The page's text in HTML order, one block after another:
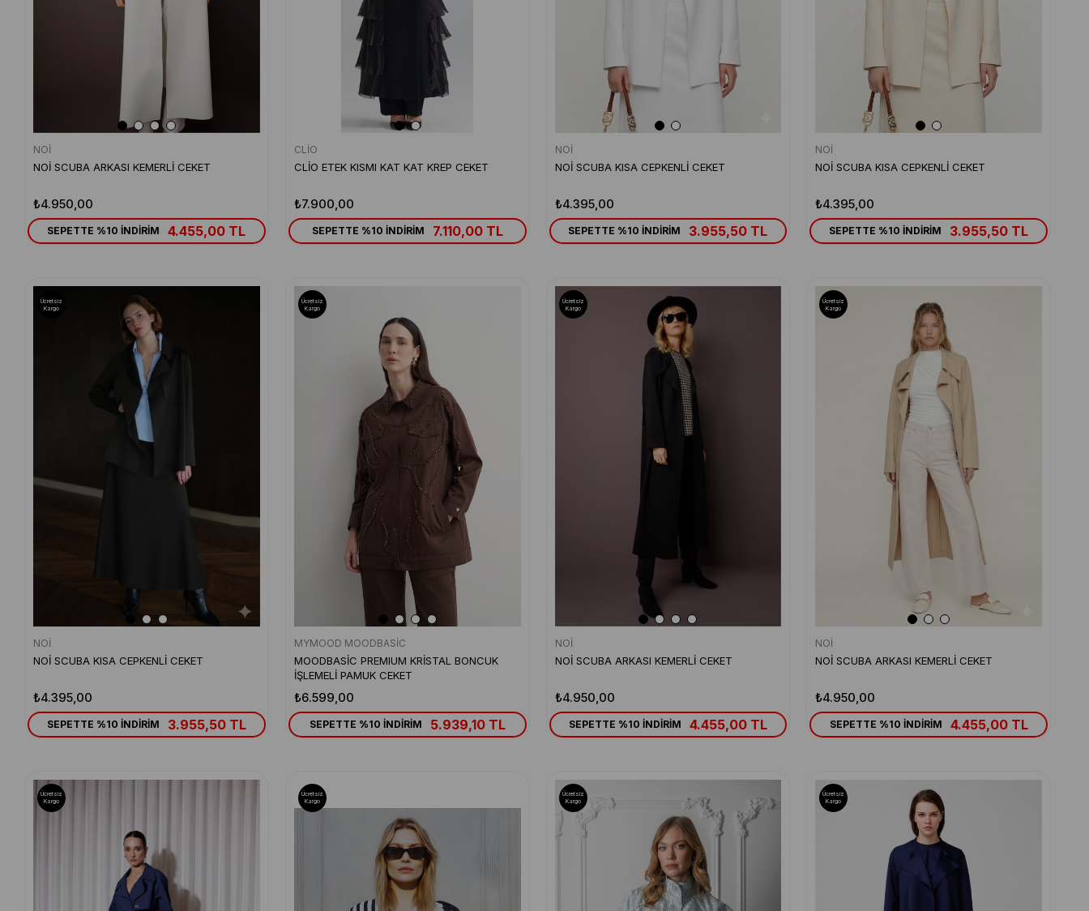
NOİ
NOİ SCUBA ARKASI KEMERLİ CEKET
₺4.950,00
SEPETTE %10 İNDİRİM 4.455,00 TL
CLİO
CLİO ETEK KISMI KAT KAT KREP CEKET
₺7.900,00
SEPETTE %10 İNDİRİM 7.110,00 TL
NOİ
NOİ SCUBA KISA CEPKENLİ CEKET
₺4.395,00
SEPETTE %10 İNDİRİM 3.955,50 TL
NOİ
NOİ SCUBA KISA CEPKENLİ CEKET
₺4.395,00
SEPETTE %10 İNDİRİM 3.955,50 TL
NOİ
NOİ SCUBA KISA CEPKENLİ CEKET
₺4.395,00
Ücretsiz
Kargo
SEPETTE %10 İNDİRİM 3.955,50 TL
MYMOOD MOODBASİC
MOODBASİC PREMIUM KRİSTAL BONCUK
İŞLEMELİ PAMUK CEKET
₺6.599,00
Ücretsiz
Kargo
SEPETTE %10 İNDİRİM 5.939,10 TL
NOİ
NOİ SCUBA ARKASI KEMERLİ CEKET
₺4.950,00
Ücretsiz
Kargo
SEPETTE %10 İNDİRİM 4.455,00 TL
NOİ
NOİ SCUBA ARKASI KEMERLİ CEKET
₺4.950,00
Ücretsiz
Kargo
SEPETTE %10 İNDİRİM 4.455,00 TL
Ücretsiz
Kargo
Ücretsiz
Kargo
Ücretsiz
Kargo
Ücretsiz
Kargo